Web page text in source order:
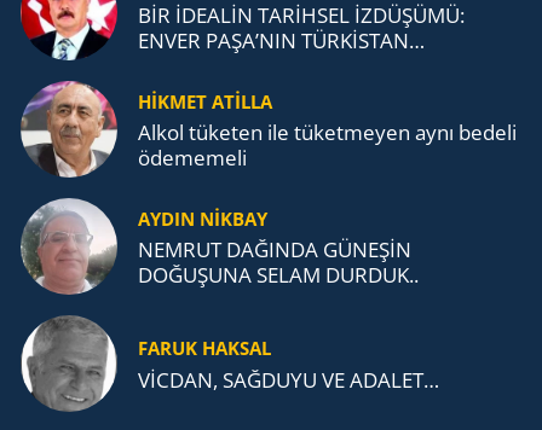
BİR İDEALİN TARİHSEL İZDÜŞÜMÜ:
ENVER PAŞA’NIN TÜRKİSTAN
TEŞKİLATI’NA UZANAN MİRASI
HİKMET ATİLLA
Alkol tü­ke­ten ile tü­ket­me­yen aynı be­de­li
öde­me­me­li
AYDIN NİKBAY
NEMRUT DAĞINDA GÜNEŞİN
DOĞUŞUNA SELAM DURDUK..
FARUK HAKSAL
VİCDAN, SAĞ­DU­YU VE ADA­LET…